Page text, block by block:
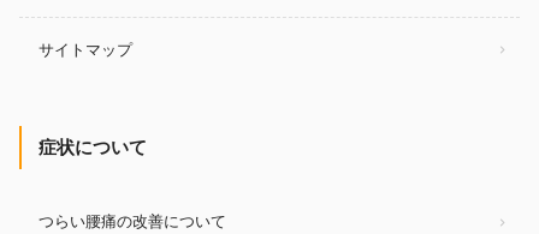
サイトマップ
症状について
つらい腰痛の改善について